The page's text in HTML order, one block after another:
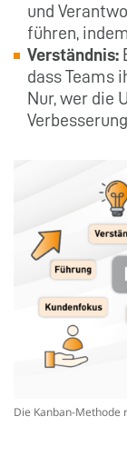
und
führen,
Verständnis:
dass Teams
Nur, wer die
Die Kanban-Methode